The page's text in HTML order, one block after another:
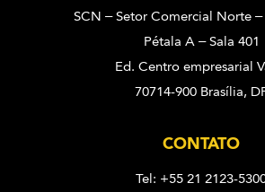
SCN – Setor Comercial Norte
Pétala A – Sala 401
Ed. Centro empresarial
70714-900 Brasília,
CONTATO
Tel: +55 21 2123-